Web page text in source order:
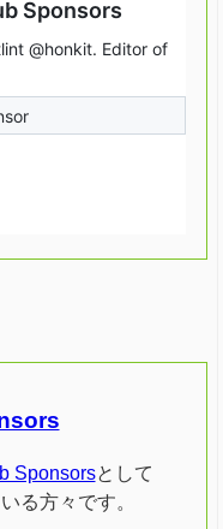
Sponsorsとして
る方々です。